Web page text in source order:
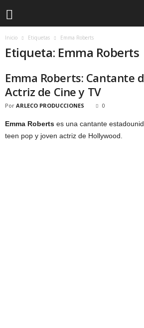
Inicio Etiquetas Emma Roberts
Etiqueta: Emma Roberts
Emma Roberts: Cantante
Actriz de Cine y TV
Por ARLECO PRODUCCIONES 0
Emma Roberts es una cantante
teen pop y joven actriz de Hollywood.